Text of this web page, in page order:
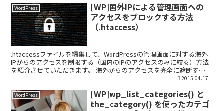
WordPress
[WP]国外IPによる管理画面への
アクセスをブロックする方法
（.htaccess）
.htaccessファイルを編集して、WordPressの管理画面に対する海外
IPからのアクセスを制限する（国内のIPのアクセスのみに絞る）方法
を紹介させていただきます。 海外からのアクセスを完全に遮断する
2015.04.17
WordPress
[WP]wp_list_categories() と
the_category() を使ったカテゴ